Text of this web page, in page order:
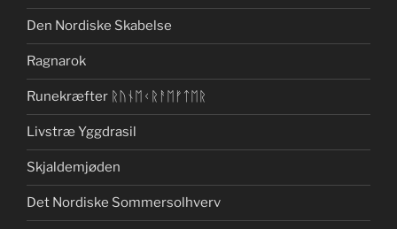
Den Nordiske Skabelse
Ragnarok
Runekræfter ᚱᚢᚾᛖᚲᚱᚨᛖᚠᛏᛖᚱ
Livstræ Yggdrasil
Skjaldemjøden
Det Nordiske Sommersolhverv